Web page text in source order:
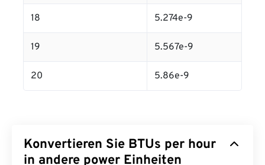
18 5.274e-9
19 5.567e-9
20 5.86e-9
Konvertieren Sie BTUs per hour
in andere power Einheiten